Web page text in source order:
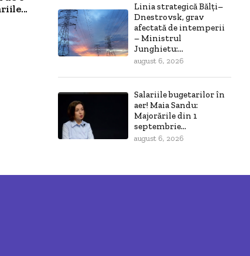
Linia strategică Bălți–
Dnestrovsk, grav
afectată de intemperii
– Ministrul
Junghietu:...
august 6, 2026
Salariile bugetarilor în
aer! Maia Sandu:
Majorările din 1
septembrie...
august 6, 2026